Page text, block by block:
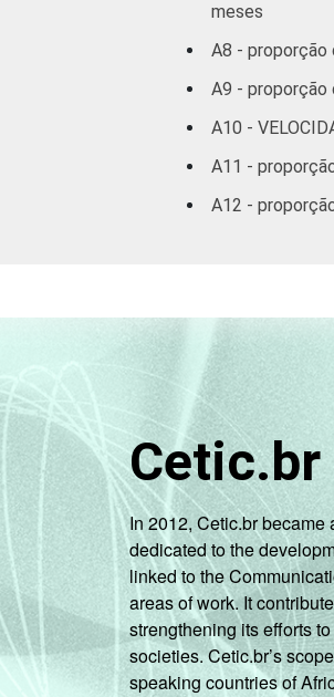
meses
A8 - proporção
A9 - proporção
A10 -
A11 -
A12 -
Cetic.br
In 2012, Cetic.br became
dedicated to the
linked to the
areas of work. It
strengthening its efforts
societies. Cetic.br’s
speaking countries of